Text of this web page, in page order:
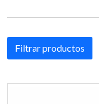
Filtrar productos